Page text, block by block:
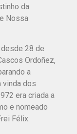
da
Nossa
28 de
Ordoñez,
a
vinda dos
era criada a
e nomeado
Félix.